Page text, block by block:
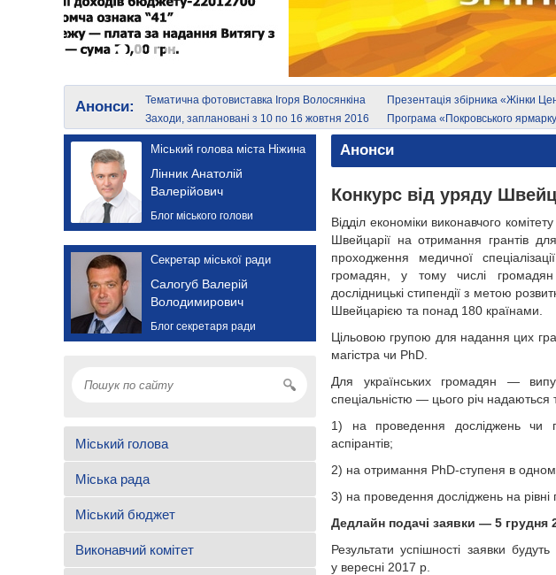
Анонси:
Тематична фотовиставка Ігоря Волосянкіна
Презентація збірника «Жінки
Східної Європи у Другій світовій
Гендерна специфіка досвіду в
екстремального насильства»
Заходи, заплановані з 10 по 16 жовтня 2016
року
Програма «Покровського
Міський голова міста Ніжина
Лінник Анатолій
Валерійович
Блог міського голови
Секретар міської ради
Салогуб Валерій
Володимирович
Блог секретаря ради
Міський голова
Міська рада
Міський бюджет
Виконавчий комітет
Анонси
Конкурс від уряду
Відділ економіки виконавчого
Швейцарії на отримання грантів
проходження медичної
громадян, у тому числі
дослідницькі стипендії з метою
Швейцарією та понад 180 країнами.
Цільовою групою для надання цих
магістра чи PhD.
Для українських громадян —
спеціальністю — цього річ надаються
1) на проведення досліджень чи
аспірантів;
2) на отримання PhD-ступеня в
3) на проведення досліджень на рівні
Дедлайн подачі заявки — 5 грудня
Результати успішності заявки
у вересні 2017 р.